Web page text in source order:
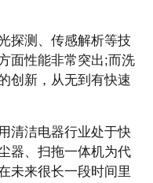
探测、传感解析等技
面性能非常突出;而洗
创新，从无到有快速
清洁电器行业处于快
器、扫拖一体机为代
未来很长一段时间里